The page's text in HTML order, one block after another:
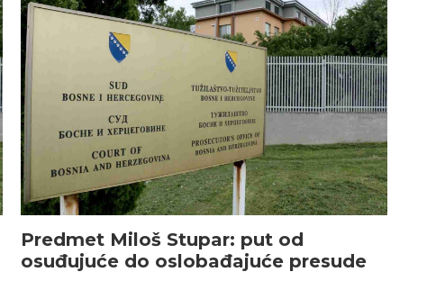
Predmet Miloš Stupar: put od
osuđujuće do oslobađajuće presude